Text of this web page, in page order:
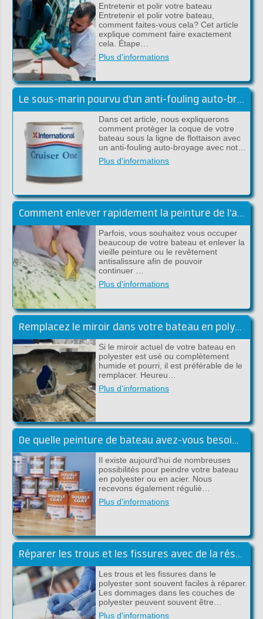
Entretenir et polir votre bateau
Entretenir et polir votre bateau,
comment faites-vous cela? Cet article
explique comment faire exactement
cela. Étape…
Plus d'informations
Le sous-marin pourvu d'un anti-fouling auto-broyant
Dans cet article, nous expliquerons
comment protèger la coque de votre
bateau sous la ligne de flottaison avec
un anti-fouling auto-broyage avec not…
Plus d'informations
Comment enlever rapidement la peinture de l'acier ou du polyester?
Parfois, vous souhaitez vous occuper
beaucoup de votre bateau et enlever la
vieille peinture ou le revêtement
antisalissure afin de pouvoir
continuer …
Plus d'informations
Remplacez le miroir dans votre bateau en polyester
Si le miroir actuel de votre bateau en
polyester est usé ou complètement
humide et pourri, il est préférable de le
remplacer. Heureu…
Plus d'informations
De quelle peinture de bateau avez-vous besoin? Nous vous aidons à chooisir!
Il existe aujourd'hui de nombreuses
possibilités pour peindre votre bateau
en polyester ou en acier. Nous
recevons également réguliè…
Plus d'informations
Réparer les trous et les fissures avec de la résine de polyester
Les trous et les fissures dans le
polyester sont souvent faciles à réparer.
Les dommages dans les couches de
polyester peuvent souvent être…
Plus d'informations